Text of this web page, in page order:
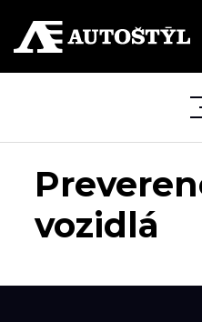
vozidlá